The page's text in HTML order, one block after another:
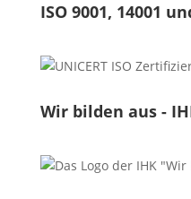
ISO 9001, 14001
Wir bilden aus -